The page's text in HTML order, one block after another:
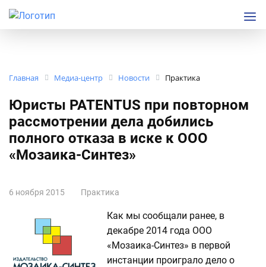
Главная Медиа-центр Новости Практика
Юристы PATENTUS при повторном
рассмотрении дела добились
полного отказа в иске к ООО
«Мозаика-Синтез»
6 ноября 2015 Практика
Как мы сообщали ранее, в
декабре 2014 года ООО
«Мозаика-Синтез» в первой
инстанции проиграло дело о